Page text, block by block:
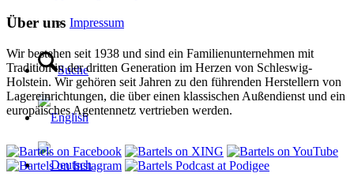
Impressum
Suche
Über uns
Wir bestehen seit 1938 und sind ein Familienunternehmen mit
Tradition in der dritten Generation im Herzen von Schleswig-
Holstein. Wir gehören seit Jahren zu den führenden Herstellern von
Lagereinrichtungen, die über einen klassischen Außendienst und ein
europäisches Agentennetz vertrieben werden.